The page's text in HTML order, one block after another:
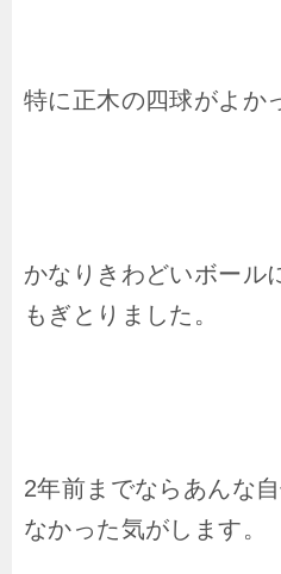
特に正木の四球がよか
かなりきわどいボール
もぎとりました。
2年前までならあんな
なかった気がします。